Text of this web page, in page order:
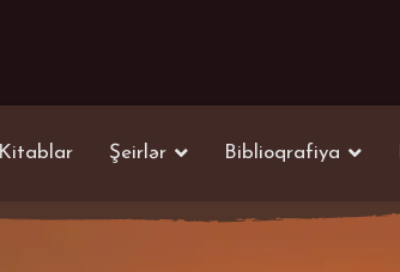
Kitablar Şeirlər Biblioqrafiya